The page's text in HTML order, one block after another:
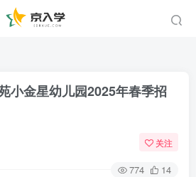
小金星幼儿园2025年春季招
关注
774 14